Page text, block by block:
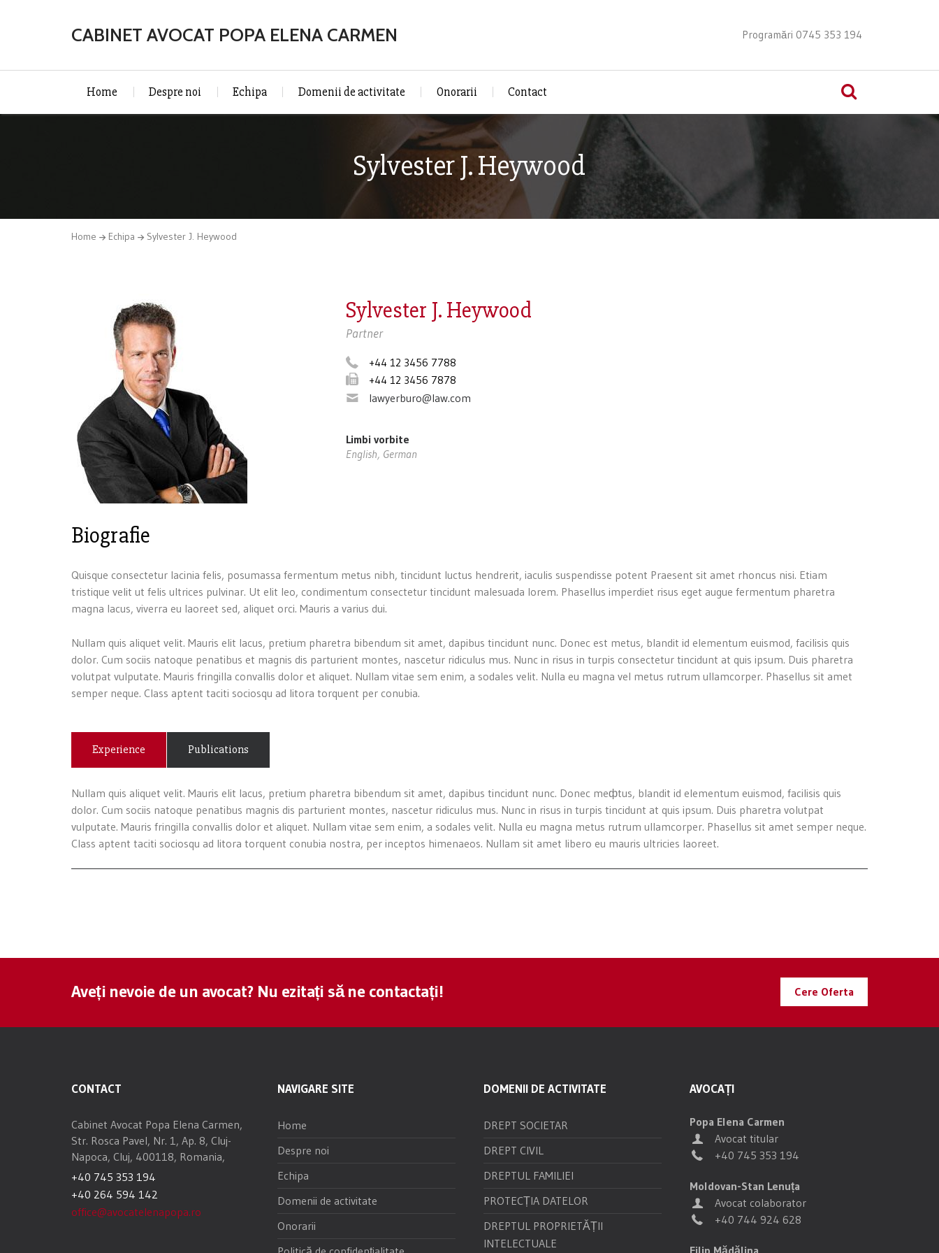
CABINET AVOCAT POPA ELENA CARMEN Programări 0745 353 194
Home Despre noi Echipa Domenii de activitate Onorarii Contact
Sylvester J. Heywood
Home Echipa Sylvester J. Heywood
Sylvester J. Heywood
Partner
+44 12 3456 7788
+44 12 3456 7878
lawyerburo@law.com
Limbi vorbite
English, German
Biografie
Quisque consectetur lacinia felis, posumassa fermentum metus nibh, tincidunt luctus hendrerit, iaculis suspendisse potent Praesent sit amet rhoncus nisi. Etiam
tristique velit ut felis ultrices pulvinar. Ut elit leo, condimentum consectetur tincidunt malesuada lorem. Phasellus imperdiet risus eget augue fermentum pharetra
magna lacus, viverra eu laoreet sed, aliquet orci. Mauris a varius dui.
Nullam quis aliquet velit. Mauris elit lacus, pretium pharetra bibendum sit amet, dapibus tincidunt nunc. Donec est metus, blandit id elementum euismod, facilisis quis
dolor. Cum sociis natoque penatibus et magnis dis parturient montes, nascetur ridiculus mus. Nunc in risus in turpis consectetur tincidunt at quis ipsum. Duis pharetra
volutpat vulputate. Mauris fringilla convallis dolor et aliquet. Nullam vitae sem enim, a sodales velit. Nulla eu magna vel metus rutrum ullamcorper. Phasellus sit amet
semper neque. Class aptent taciti sociosqu ad litora torquent per conubia.
Experience Publications
Nullam quis aliquet velit. Mauris elit lacus, pretium pharetra bibendum sit amet, dapibus tincidunt nunc. Donec meфtus, blandit id elementum euismod, facilisis quis
dolor. Cum sociis natoque penatibus magnis dis parturient montes, nascetur ridiculus mus. Nunc in risus in turpis tincidunt at quis ipsum. Duis pharetra volutpat
vulputate. Mauris fringilla convallis dolor et aliquet. Nullam vitae sem enim, a sodales velit. Nulla eu magna metus rutrum ullamcorper. Phasellus sit amet semper neque.
Class aptent taciti sociosqu ad litora torquent conubia nostra, per inceptos himenaeos. Nullam sit amet libero eu mauris ultricies laoreet.
Aveți nevoie de un avocat? Nu ezitați să ne contactați! Cere Oferta
CONTACT
Cabinet Avocat Popa Elena Carmen,
Str. Rosca Pavel, Nr. 1, Ap. 8, Cluj-
Napoca, Cluj, 400118, Romania,
+40 745 353 194
+40 264 594 142
office@avocatelenapopa.ro
NAVIGARE SITE
Home
Despre noi
Echipa
Domenii de activitate
Onorarii
DOMENII DE ACTIVITATE
DREPT SOCIETAR
DREPT CIVIL
DREPTUL FAMILIEI
PROTECȚIA DATELOR
DREPTUL PROPRIETĂȚII
INTELECTUALE
AVOCAȚI
Popa Elena Carmen
Avocat titular
+40 745 353 194
Moldovan-Stan Lenuța
Avocat colaborator
+40 744 924 628
Filip Mădălina